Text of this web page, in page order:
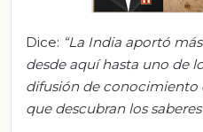
Dice: “La India aportó
desde aquí hasta uno de
difusión de conocimiento
que descubran los